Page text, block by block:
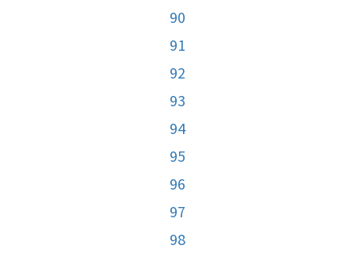
90
91
92
93
94
95
96
97
98